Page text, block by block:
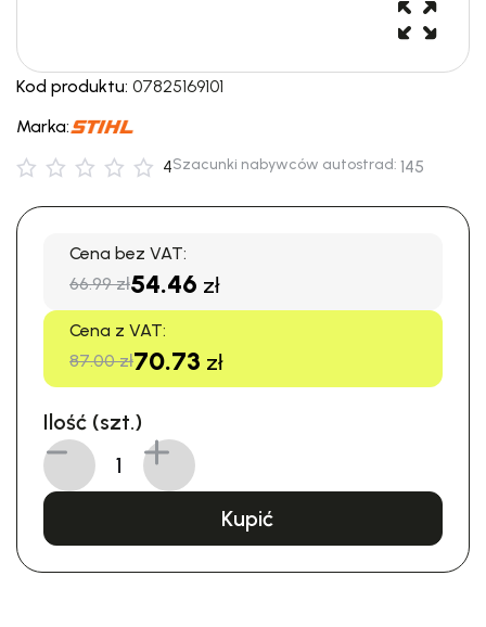
Kod produktu: 07825169101
Marka:
4Szacunki nabywców autostrad: 145
Cena bez VAT:
66.99 zł54.46 zł
Cena z VAT:
87.00 zł70.73 zł
Ilość (szt.)
Kupić